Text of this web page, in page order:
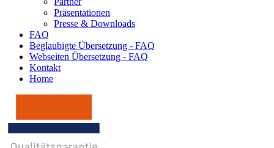
Präsentationen
Presse & Downloads
FAQ
Beglaubigte Übersetzung - FAQ
Webseiten Übersetzung - FAQ
Kontakt
Home